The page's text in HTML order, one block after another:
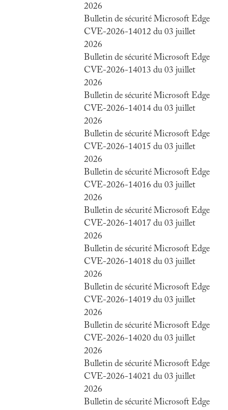
2026
Bulletin de sécurité Microsoft Edge
CVE-2026-14012 du 03 juillet
2026
Bulletin de sécurité Microsoft Edge
CVE-2026-14013 du 03 juillet
2026
Bulletin de sécurité Microsoft Edge
CVE-2026-14014 du 03 juillet
2026
Bulletin de sécurité Microsoft Edge
CVE-2026-14015 du 03 juillet
2026
Bulletin de sécurité Microsoft Edge
CVE-2026-14016 du 03 juillet
2026
Bulletin de sécurité Microsoft Edge
CVE-2026-14017 du 03 juillet
2026
Bulletin de sécurité Microsoft Edge
CVE-2026-14018 du 03 juillet
2026
Bulletin de sécurité Microsoft Edge
CVE-2026-14019 du 03 juillet
2026
Bulletin de sécurité Microsoft Edge
CVE-2026-14020 du 03 juillet
2026
Bulletin de sécurité Microsoft Edge
CVE-2026-14021 du 03 juillet
2026
Bulletin de sécurité Microsoft Edge